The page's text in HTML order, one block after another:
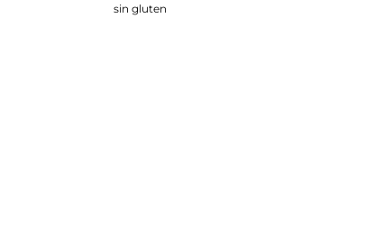
sin gluten